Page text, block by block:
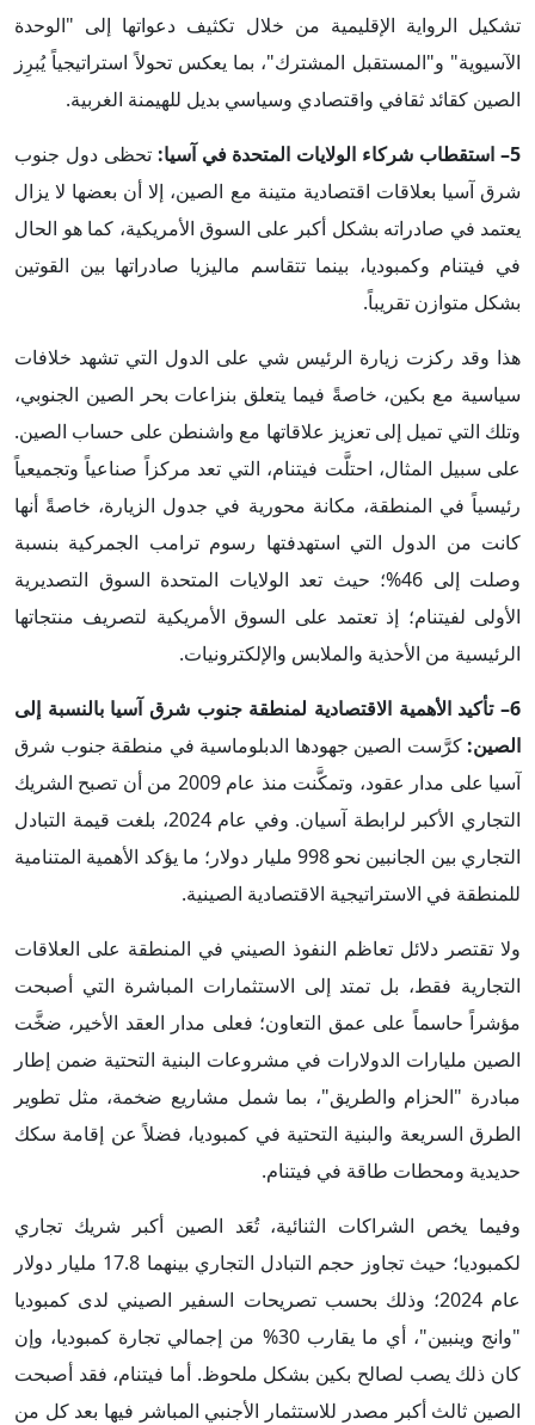
تشكيل الرواية الإقليمية من خلال تكثيف دعواتها إلى "الوحدة
الآسيوية" و"المستقبل المشترك"، بما يعكس تحولاً استراتيجياً يُبرِز
الصين كقائد ثقافي واقتصادي وسياسي بديل للهيمنة الغربية.
5– استقطاب شركاء الولايات المتحدة في آسيا:
تحظى دول جنوب
شرق آسيا بعلاقات اقتصادية متينة مع الصين، إلا أن بعضها لا يزال
يعتمد في صادراته بشكل أكبر على السوق الأمريكية، كما هو الحال
في فيتنام وكمبوديا، بينما تتقاسم ماليزيا صادراتها بين القوتين
بشكل متوازن تقريباً.
هذا وقد ركزت زيارة الرئيس شي على الدول التي تشهد خلافات
سياسية مع بكين، خاصةً فيما يتعلق بنزاعات بحر الصين الجنوبي،
وتلك التي تميل إلى تعزيز علاقاتها مع واشنطن على حساب الصين.
على سبيل المثال، احتلَّت فيتنام، التي تعد مركزاً صناعياً وتجميعياً
رئيسياً في المنطقة، مكانة محورية في جدول الزيارة، خاصةً أنها
كانت من الدول التي استهدفتها رسوم ترامب الجمركية بنسبة
وصلت إلى 46%؛ حيث تعد الولايات المتحدة السوق التصديرية
الأولى لفيتنام؛ إذ تعتمد على السوق الأمريكية لتصريف منتجاتها
الرئيسية من الأحذية والملابس والإلكترونيات.
6– تأكيد الأهمية الاقتصادية لمنطقة جنوب شرق آسيا بالنسبة إلى
الصين: كرَّست الصين جهودها الدبلوماسية في منطقة جنوب شرق
آسيا على مدار عقود، وتمكَّنت منذ عام 2009 من أن تصبح الشريك
التجاري الأكبر لرابطة آسيان. وفي عام 2024، بلغت قيمة التبادل
التجاري بين الجانبين نحو 998 مليار دولار؛ ما يؤكد الأهمية المتنامية
للمنطقة في الاستراتيجية الاقتصادية الصينية.
ولا تقتصر دلائل تعاظم النفوذ الصيني في المنطقة على العلاقات
التجارية فقط، بل تمتد إلى الاستثمارات المباشرة التي أصبحت
مؤشراً حاسماً على عمق التعاون؛ فعلى مدار العقد الأخير، ضخَّت
الصين مليارات الدولارات في مشروعات البنية التحتية ضمن إطار
مبادرة "الحزام والطريق"، بما شمل مشاريع ضخمة، مثل تطوير
الطرق السريعة والبنية التحتية في كمبوديا، فضلاً عن إقامة سكك
حديدية ومحطات طاقة في فيتنام.
وفيما يخص الشراكات الثنائية، تُعَد الصين أكبر شريك تجاري
لكمبوديا؛ حيث تجاوز حجم التبادل التجاري بينهما 17.8 مليار دولار
عام 2024؛ وذلك بحسب تصريحات السفير الصيني لدى كمبوديا
"وانج وينبين"، أي ما يقارب 30% من إجمالي تجارة كمبوديا، وإن
كان ذلك يصب لصالح بكين بشكل ملحوظ. أما فيتنام، فقد أصبحت
الصين ثالث أكبر مصدر للاستثمار الأجنبي المباشر فيها بعد كل من